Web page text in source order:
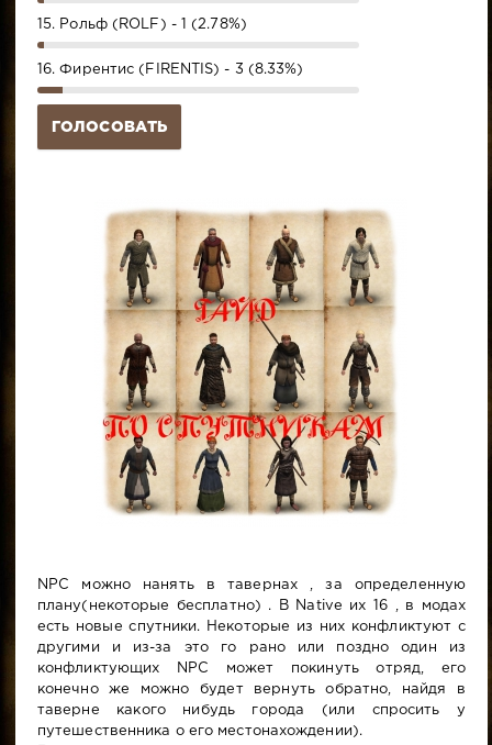
15. Рольф (ROLF) - 1 (2.78%)
16. Фирентис (FIRENTIS) - 3 (8.33%)
ГОЛОСОВАТЬ
NPC можно нанять в тавернах , за определенную
плану(некоторые бесплатно) . В Native их 16 , в модах
есть новые спутники. Некоторые из них конфликтуют с
другими и из-за это го рано или поздно один из
конфликтующих NPC может покинуть отряд, его
конечно же можно будет вернуть обратно, найдя в
таверне какого нибудь города (или спросить у
путешественника о его местонахождении).